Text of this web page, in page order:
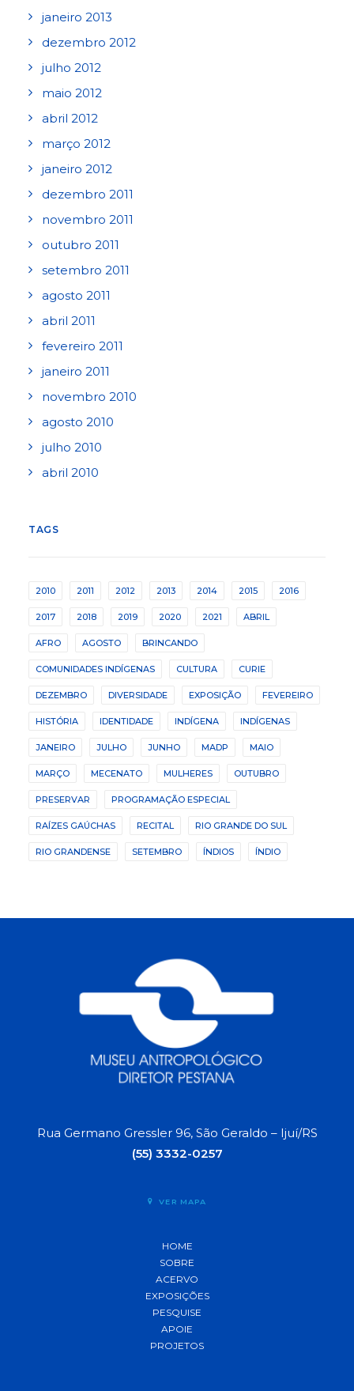
janeiro 2013
dezembro 2012
julho 2012
maio 2012
abril 2012
março 2012
janeiro 2012
dezembro 2011
novembro 2011
outubro 2011
setembro 2011
agosto 2011
abril 2011
fevereiro 2011
janeiro 2011
novembro 2010
agosto 2010
julho 2010
abril 2010
TAGS
2010 2011 2012 2013 2014 2015 2016
2017 2018 2019 2020 2021 ABRIL
AFRO AGOSTO BRINCANDO
COMUNIDADES INDÍGENAS CULTURA CURIE
DEZEMBRO DIVERSIDADE EXPOSIÇÃO FEVEREIRO
HISTÓRIA IDENTIDADE INDÍGENA INDÍGENAS
JANEIRO JULHO JUNHO MADP MAIO
MARÇO MECENATO MULHERES OUTUBRO
PRESERVAR PROGRAMAÇÃO ESPECIAL
RAÍZES GAÚCHAS RECITAL RIO GRANDE DO SUL
RIO GRANDENSE SETEMBRO ÍNDIOS ÍNDIO
Rua Germano Gressler 96, São Geraldo – Ijuí/RS
(55) 3332-0257
VER MAPA
HOME
SOBRE
ACERVO
EXPOSIÇÕES
PESQUISE
APOIE
PROJETOS